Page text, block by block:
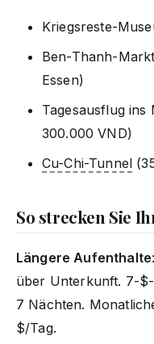
Kriegsreste-
Ben-Thanh-
Essen)
Tagesausflug
300.000 VND)
Cu-Chi-Tunnel
So strecken Sie
Längere Aufenthalte
über Unterkunft. 7-
7 Nächten.
$/Tag.